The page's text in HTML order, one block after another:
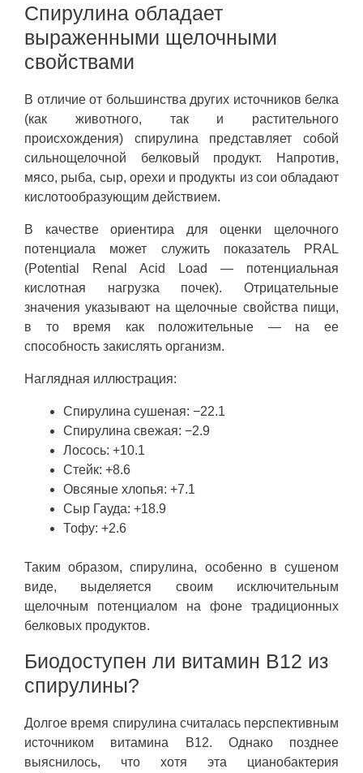
Спирулина обладает
выраженными щелочными
свойствами
В отличие от большинства других источников белка
(как животного, так и растительного
происхождения) спирулина представляет собой
сильнощелочной белковый продукт. Напротив,
мясо, рыба, сыр, орехи и продукты из сои обладают
кислотообразующим действием.
В качестве ориентира для оценки щелочного
потенциала может служить показатель PRAL
(Potential Renal Acid Load — потенциальная
кислотная нагрузка почек). Отрицательные
значения указывают на щелочные свойства пищи,
в то время как положительные — на ее
способность закислять организм.
Наглядная иллюстрация:
Спирулина сушеная: −22.1
Спирулина свежая: −2.9
Лосось: +10.1
Стейк: +8.6
Овсяные хлопья: +7.1
Сыр Гауда: +18.9
Тофу: +2.6
Таким образом, спирулина, особенно в сушеном
виде, выделяется своим исключительным
щелочным потенциалом на фоне традиционных
белковых продуктов.
Биодоступен ли витамин B12 из
спирулины?
Долгое время спирулина считалась перспективным
источником витамина B12. Однако позднее
выяснилось, что хотя эта цианобактерия